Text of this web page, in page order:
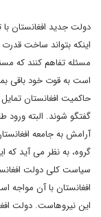
دولت جدید افغانستان
اینکه بتواند ساخت
مسئله تفاهم کنند که
است به قوت خود باقی
حاکمیت افغانستان
گفتگو شوند. البته
آرامش به جامعه
گروه، به نظر می آید که
سیاست کلی دولت
افغانستان با آن
این نیروهاست. دولت